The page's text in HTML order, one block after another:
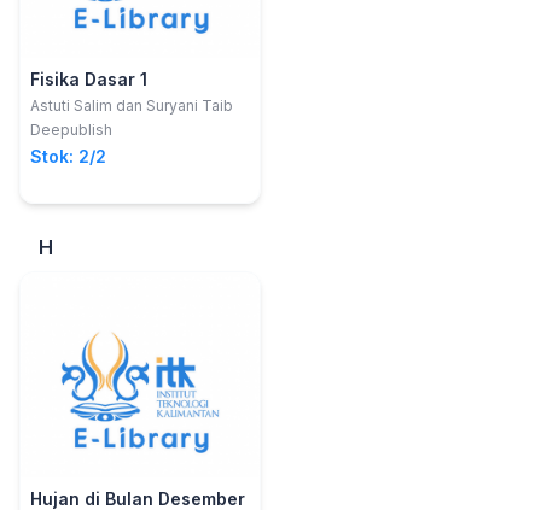
Fisika Dasar 1
Astuti Salim dan Suryani Taib
Deepublish
Stok: 2/2
H
Hujan di Bulan Desember